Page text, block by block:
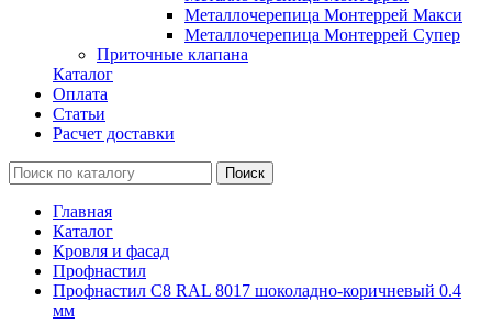
Металлочерепица Монтеррей Макси
Металлочерепица Монтеррей Супер
Приточные клапана
Каталог
Оплата
Статьи
Расчет доставки
Главная
Каталог
Кровля и фасад
Профнастил
Профнастил С8 RAL 8017 шоколадно-коричневый 0.4
мм